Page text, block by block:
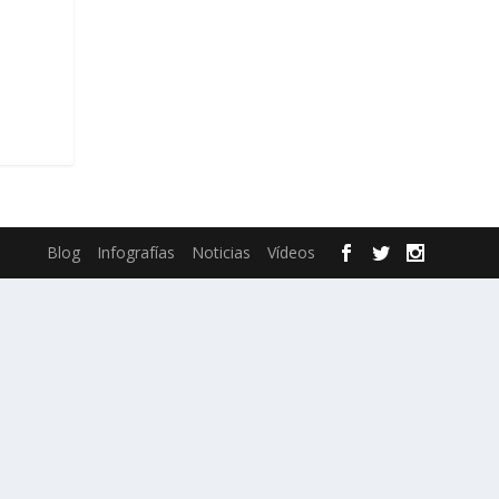
Blog Infografías Noticias Vídeos